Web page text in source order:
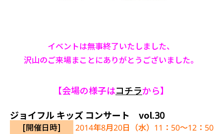
イベントは無事終了いたしました、
沢山のご来場まことにありがとうございました。
【会場の様子はコチラから】
ジョイフル キッズ コンサート vol.30
[開催日時]
2014年8月20日（水）11：50～12：50